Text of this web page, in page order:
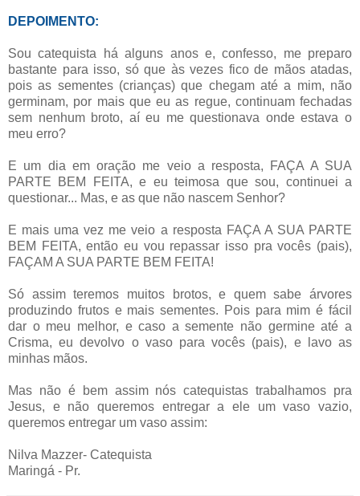
DEPOIMENTO:
Sou catequista há alguns anos e, confesso, me preparo
bastante para isso, só que às vezes fico de mãos atadas,
pois as sementes (crianças) que chegam até a mim, não
germinam, por mais que eu as regue, continuam fechadas
sem nenhum broto, aí eu me questionava onde estava o
meu erro?
E um dia em oração me veio a resposta, FAÇA A SUA
PARTE BEM FEITA, e eu teimosa que sou, continuei a
questionar... Mas, e as que não nascem Senhor?
E mais uma vez me veio a resposta FAÇA A SUA PARTE
BEM FEITA, então eu vou repassar isso pra vocês (pais),
FAÇAM A SUA PARTE BEM FEITA!
Só assim teremos muitos brotos, e quem sabe árvores
produzindo frutos e mais sementes. Pois para mim é fácil
dar o meu melhor, e caso a semente não germine até a
Crisma, eu devolvo o vaso para vocês (pais), e lavo as
minhas mãos.
Mas não é bem assim nós catequistas trabalhamos pra
Jesus, e não queremos entregar a ele um vaso vazio,
queremos entregar um vaso assim:
Nilva Mazzer- Catequista
Maringá - Pr.